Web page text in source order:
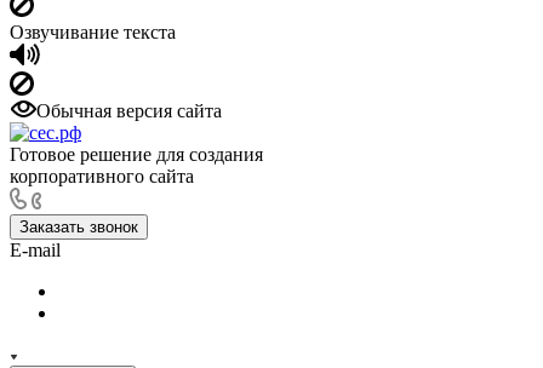
Озвучивание текста
Обычная версия сайта
Готовое решение для создания
корпоративного сайта
Заказать звонок
E-mail